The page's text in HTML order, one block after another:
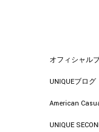
オフィシャル
UNIQUEブログ
American
UNIQUE